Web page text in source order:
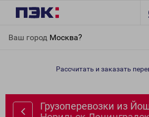
Ваш город Москва?
Норильск Ленинградскую
Рассчитать и заказать
Грузоперевозки из